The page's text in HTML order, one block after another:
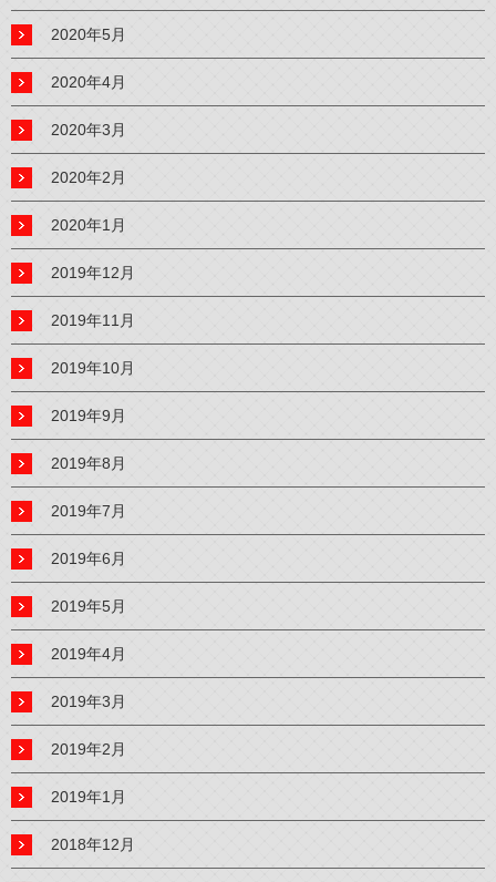
2020年5月
2020年4月
2020年3月
2020年2月
2020年1月
2019年12月
2019年11月
2019年10月
2019年9月
2019年8月
2019年7月
2019年6月
2019年5月
2019年4月
2019年3月
2019年2月
2019年1月
2018年12月